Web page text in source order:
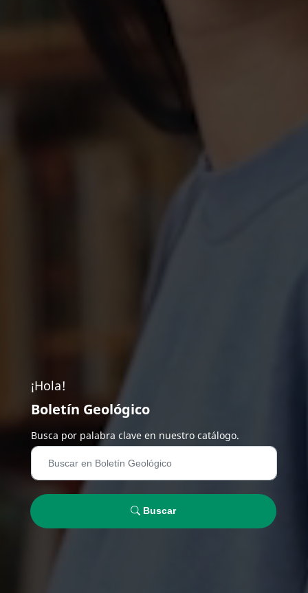
¡Hola!
Boletín Geológico
Busca por palabra clave en nuestro catálogo.
Buscar